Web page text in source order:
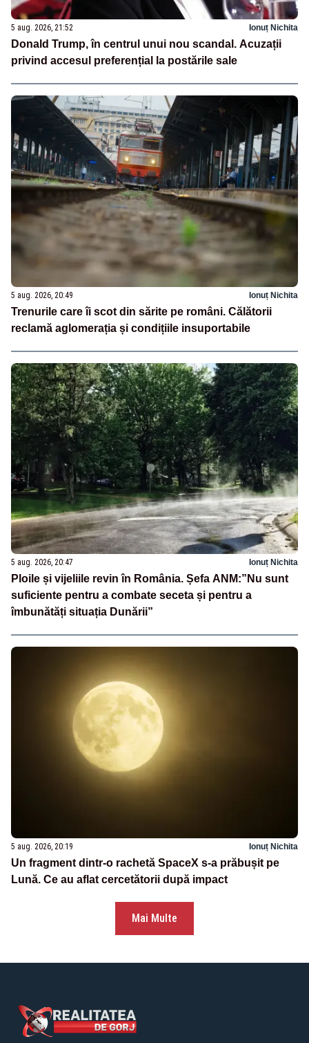
5 aug. 2026, 21:52 Ionuț Nichita
Donald Trump, în centrul unui nou scandal. Acuzații
privind accesul preferențial la postările sale
5 aug. 2026, 20:49 Ionuț Nichita
Trenurile care îi scot din sărite pe români. Călătorii
reclamă aglomerația și condițiile insuportabile
5 aug. 2026, 20:47 Ionuț Nichita
Ploile și vijeliile revin în România. Șefa ANM:”Nu sunt
suficiente pentru a combate seceta și pentru a
îmbunătăți situația Dunării”
5 aug. 2026, 20:19 Ionuț Nichita
Un fragment dintr-o rachetă SpaceX s-a prăbușit pe
Lună. Ce au aflat cercetătorii după impact
Mai Multe